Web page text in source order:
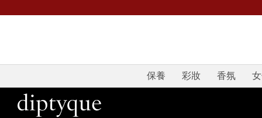
保養 彩妝 香氛